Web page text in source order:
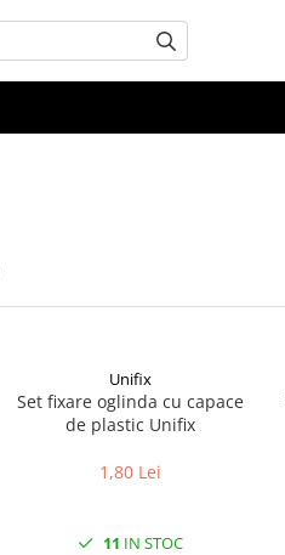
Unifix
Set fixare oglinda cu capace
de plastic Unifix
1,80 Lei
11 IN STOC